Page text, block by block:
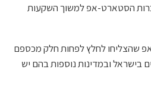
הסטארט-אפ למשוך השקעות
שהצליחו לחלץ לפחות חלק מכספם
בישראל ובמדינות נוספות בהם יש